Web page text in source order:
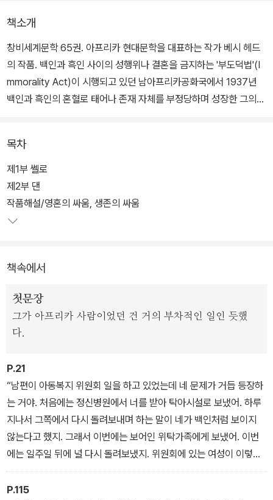
책소개
창비세계문학 65권. 아프리카 현대문학을 대표하는 작가 베시 헤드
의 작품. 백인과 흑인 사이의 성행위나 결혼을 금지하는 '부도덕법'(I
mmorality Act)이 시행되고 있던 남아프리카공화국에서 1937년
백인과 흑인의 혼혈로 태어나 존재 자체를 부정당하며 성장한 그의
베시 헤드가 일종차별로 인해 겪은 신경증을 토대로 주인공 엘리자베
스의 환상 속 인물 쎌로와 댄이 각각 제1부와 제2부의 흐름을 이끌며
결말을 향해 밀고 나가는 형식을 지닌다. 인종차별, 성폭행, 정치적 망
명 불허로 겪은 무국적 생활 등 삶의 질곡 속에 섬세하게 감지해낸 권
력의 문제를 문학적으로 꽃피운 베시 헤드의 대표작이다.
고 가족에게마저 외면받으며 위탁가정에서 성장한다. 조국 남아프리
회의감을 느낀 그녀는 '귀환 금지'를 전제로 어린 아들을 데리고 보츠
와나로 망명 신청을 한다.
을 마주하게 되고, 이후 꿈속의 지각과 깨어 있을 때의 현실을 구분하
는 선이 점차 엉망이 된다. 혼혈인 그녀를 부정하는 메시지와 "개돼
지, 오물, 아프리카인들이 너를 먹어 없앨 거야. 개돼지, 오물, 아프리
카인들이 너를 먹어 없앨 거야"라는 녹음이 그녀의 머릿속에 끊임없
이 반복되며, 그녀는 마침내 정신 발작을 일으킨다.
목차
제1부 쎌로
제2부 댄
작품해설/영혼의 싸움, 생존의 싸움
책속에서
첫문장
그가 아프리카 사람이었던 건 거의 부차적인 일인 듯했
다.
P.21
“남편이 아동복지 위원회 일을 하고 있었는데 네 문제가 거듭 등장하
는 거야. 처음에는 정신병원에서 너를 받아 탁아시설로 보냈어. 하루
지나서 그쪽에서 다시 돌려보내며 하는 말이 네가 백인처럼 보이지
않는다고 했지. 그래서 이번에는 보어인 위탁가족에게 보냈어. 이번
에는 일주일 뒤에 널 다시 돌려보냈지. 위원회에 있는 여성이 이렇게
말하면서 말이야. ‘이 아이를 어떻게 하라는 겁니까? 얘 엄마는 백인
이잖아요.’(제1부 쎌로)
P.115